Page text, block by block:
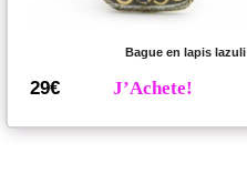
Bague en lapis lazuli
29€ J’Achete!